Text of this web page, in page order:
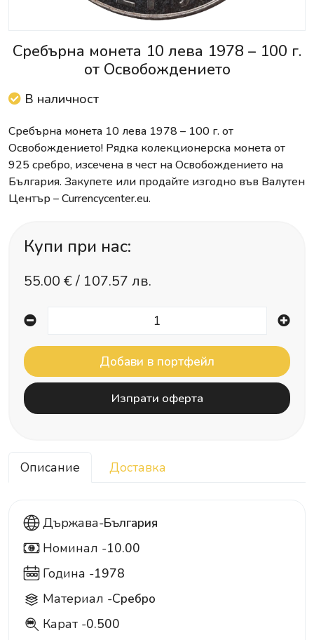
Сребърна монета 10 лева 1978 – 100 г.
от Освобождението
В наличност
Сребърна монета 10 лева 1978 – 100 г. от
Освобождението! Рядка колекционерска монета от
925 сребро, изсечена в чест на Освобождението на
България. Закупете или продайте изгодно във Валутен
Център – Currencycenter.eu.
Купи при нас:
55.00 € / 107.57 лв.
Изпрати оферта
Описание Доставка
Държава-България
10 Номинал -10.00
Година -1978
Материал -Сребро
500 Карат -0.500